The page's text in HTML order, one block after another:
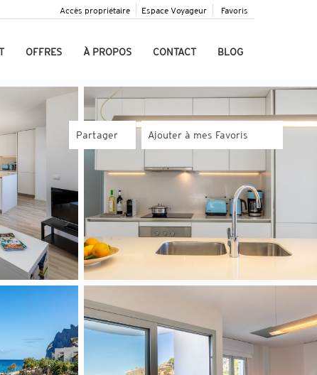
Favoris
Espace Voyageur
Accès propriétaire
OFFRES À PROPOS CONTACT BLOG
Ajouter à mes Favoris
Partager